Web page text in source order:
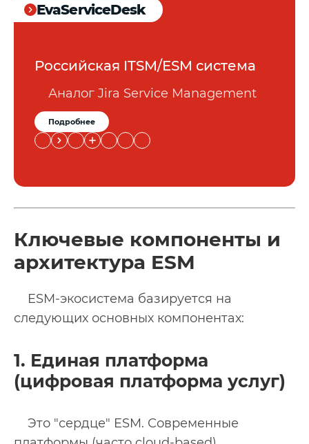
EvaServiceDesk
Российская ITSM/ESM система
Аналог Jira Service Management
Подробнее
Ключевые компоненты и
архитектура ESM
ESM-экосистема базируется на
следующих основных компонентах:
1. Единая платформа
(цифровая платформа услуг)
Это "сердце" ESM. Современные